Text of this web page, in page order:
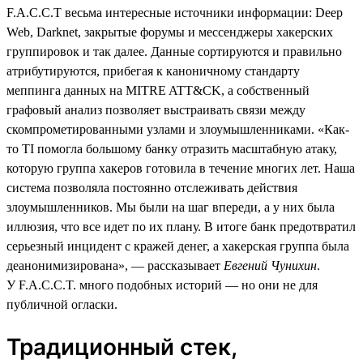
F.A.C.C.T весьма интересные источники информации: Deep
Web, Darknet, закрытые форумы и мессенджеры хакерских
группировок и так далее. Данные сортируются и правильно
атрибутируются, прибегая к каноничному стандарту
меппинга данных на MITRE ATT&CK, а собственный
графовый анализ позволяет выстраивать связи между
скомпрометированными узлами и злоумышленниками. «Как-
то TI помогла большому банку отразить масштабную атаку,
которую группа хакеров готовила в течение многих лет. Наша
система позволяла постоянно отслеживать действия
злоумышленников. Мы были на шаг впереди, а у них была
иллюзия, что все идет по их плану. В итоге банк предотвратил
серьезный инцидент с кражей денег, а хакерская группа была
деанонимизирована», — рассказывает Евгений Чунихин.
У F.A.C.C.T. много подобных историй — но они не для
публичной огласки.
Традиционный стек,